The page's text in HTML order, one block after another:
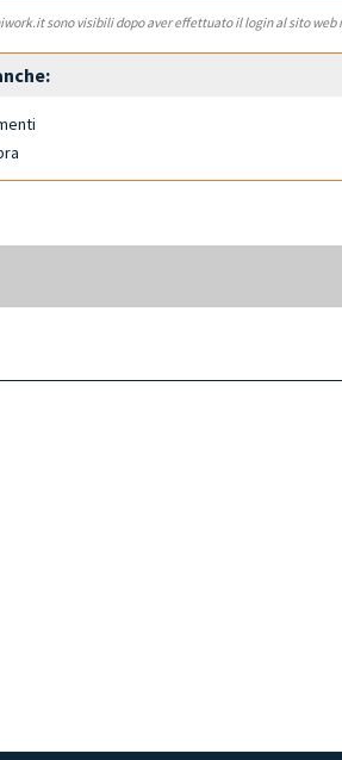
sono visibili dopo aver effettuato il login al sito